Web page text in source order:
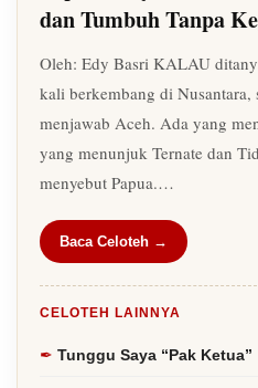
dan Tumbuh Tanpa
Oleh: Edy Basri KALAU
kali berkembang di Nusantara,
menjawab Aceh. Ada yang
yang menunjuk Ternate dan
menyebut Papua.…
Baca Celoteh →
CELOTEH LAINNYA
Tunggu Saya “Pak Ketua”